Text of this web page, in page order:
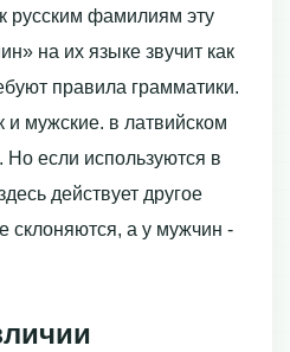
русским фамилиям эту
на их языке звучит как
правила грамматики.
мужские. в латвийском
Но если используются в
действует другое
склоняются, а у мужчин -